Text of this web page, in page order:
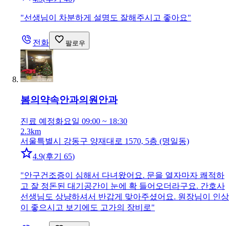
"선생님이 차분하게 설명도 잘해주시고 좋아요"
전화 팔로우
봄의약속안과의원안과
진료 예정화요일 09:00 ~ 18:30
2.3km
서울특별시 강동구 양재대로 1570, 5층 (명일동)
4.9(후기 65)
"안구건조증이 심해서 다녀왔어요. 문을 열자마자 쾌적하
고 잘 정돈된 대기공간이 눈에 확 들어오더라구요. 간호사
선생님도 상냥하셔서 반갑게 맞아주셨어요. 원장님이 인상
이 좋으시고 보기에도 고가의 장비로"